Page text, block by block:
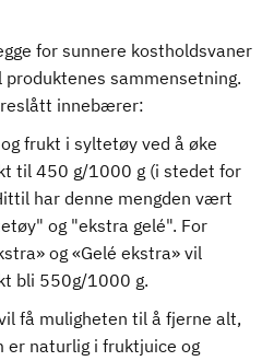
for sunnere kostholdsvaner
sammensetning.
innebærer:
frukt i syltetøy ved å øke
til 450 g/1000 g (i stedet for
har denne mengden vært
og "ekstra gelé". For
og «Gelé ekstra» vil
bli 550g/1000 g.
få muligheten til å fjerne alt,
er naturlig i fruktjuice og